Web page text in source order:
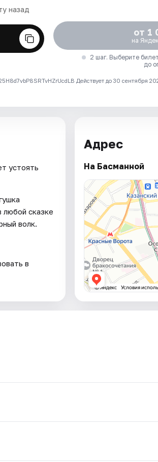
назад
от 1
на
2 шаг. Выберите
до
Действует до 30 сентября
устоять
любой сказке
волк.
в
Адрес
На Басманной